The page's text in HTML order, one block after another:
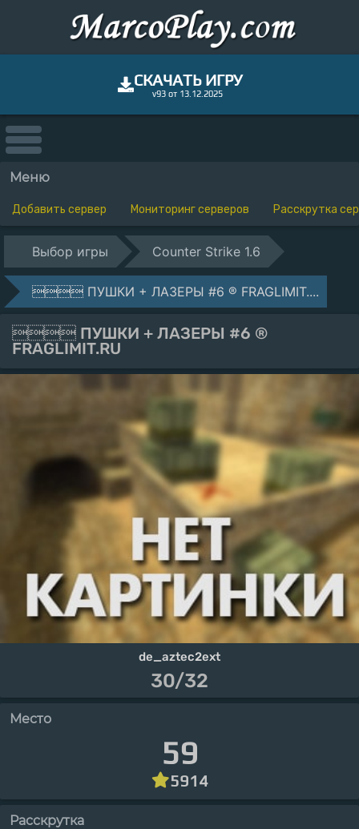
СКАЧАТЬ ИГРУ
v93 от 13.12.2025
Меню
Добавить сервер Мониторинг серверов Расскрутка
Выбор игры Counter Strike 1.6
 ПУШКИ + ЛАЗЕРЫ #6 ® FRAGLIMIT....
 ПУШКИ + ЛАЗЕРЫ #6 ®
FRAGLIMIT.RU
de_aztec2ext
30/32
Место
59
5914
Расскрутка